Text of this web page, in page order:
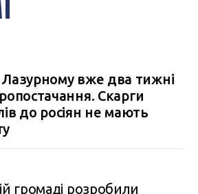
вже два тижні
Скарги
до росіян не мають
громаді розробили